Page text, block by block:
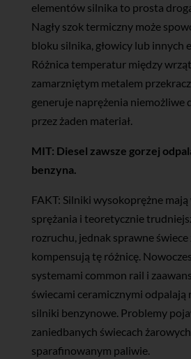
elementów silnika to prosta
Nagły szok termiczny może
bloku silnika, głowicy lub innych
Różnica temperatur między
zamarzniętym metalem
generuje naprężenia niemożliwe
przez żaden materiał.
MIT: Diesel zawsze gorzej
benzyna.
FAKT: Silniki wysokoprężne
sprężania i teoretycznie
rozruchu, jednak sprawne
kompensują tę różnicę.
systemami common rail i
świecami ceramicznymi odpalają
silniki benzynowe. Problemy
zaniedbanych świecach
sparafinowanym paliwie.